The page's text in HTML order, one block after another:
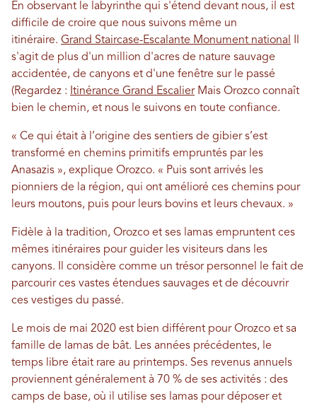
En observant le labyrinthe qui s'étend devant nous, il est
difficile de croire que nous suivons même un
itinéraire. Grand Staircase-Escalante Monument national Il
s'agit de plus d'un million d'acres de nature sauvage
accidentée, de canyons et d'une fenêtre sur le passé
(Regardez : Itinérance Grand EscalierMais Orozco connaît
bien le chemin, et nous le suivons en toute confiance.
« Ce qui était à l’origine des sentiers de gibier s’est
transformé en chemins primitifs empruntés par les
Anasazis », explique Orozco. « Puis sont arrivés les
pionniers de la région, qui ont amélioré ces chemins pour
leurs moutons, puis pour leurs bovins et leurs chevaux. »
Fidèle à la tradition, Orozco et ses lamas empruntent ces
mêmes itinéraires pour guider les visiteurs dans les
canyons. Il considère comme un trésor personnel le fait de
parcourir ces vastes étendues sauvages et de découvrir
ces vestiges du passé.
Le mois de mai 2020 est bien différent pour Orozco et sa
famille de lamas de bât. Les années précédentes, le
temps libre était rare au printemps. Ses revenus annuels
proviennent généralement à 70 % de ses activités : des
camps de base, où il utilise ses lamas pour déposer et